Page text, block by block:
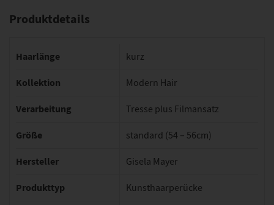
Produktdetails
Haarlänge kurz
Kollektion Modern Hair
Verarbeitung Tresse plus Filmansatz
Größe standard (54 – 56cm)
Hersteller Gisela Mayer
Produkttyp Kunsthaarperücke